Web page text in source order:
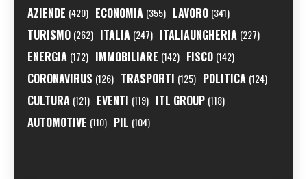
AZIENDE (420) ECONOMIA (355) LAVORO (341)
TURISMO (262) ITALIA (247) ITALIAUNGHERIA (227)
ENERGIA (172) IMMOBILIARE (142) FISCO (142)
CORONAVIRUS (126) TRASPORTI (125) POLITICA (124)
CULTURA (121) EVENTI (119) ITL GROUP (118)
AUTOMOTIVE (110) PIL (104)